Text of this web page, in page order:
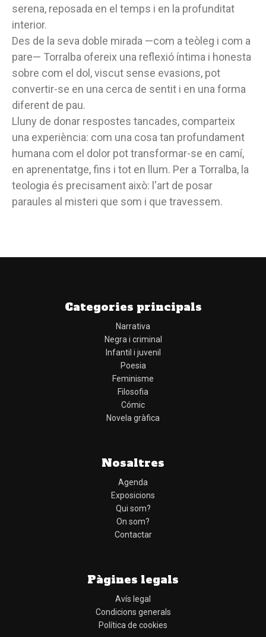
serena, reposada en el temps i en la profunditat
interior.
Des de la seva doble mirada —com a teòleg i com a
pare— Torralba ofereix una reflexió íntima i honesta
sobre com el dol, viscut sense evasions, pot
convertir-se en una cerca de sentit i en una forma
diferent de pau.
Lluny de donar respostes tancades, comparteix
una experiència: com una cosa tan profundament
humana com el dolor pot transformar-se en camí,
en aprenentatge, fins i tot en llum. Per a Torralba, la
teologia és precisament això: l'art de posar
paraules al misteri que som i que travessem.
Categories principals
Narrativa
Negra i criminal
Infantil i juvenil
Poesia
Feminisme
Filosofia
Cómic
Novela gràfica
Nosaltres
Agenda
Exposicions
Qui som?
On som?
Contactar
Pàgines legals
Avís legal
Condicions generals
Política de cookies